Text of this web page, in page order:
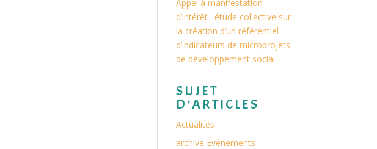
Appel à manifestation
d’intérêt : étude collective sur
la création d’un référentiel
d’indicateurs de microprojets
de développement social
SUJET
D’ARTICLES
Actualités
archive Évènements